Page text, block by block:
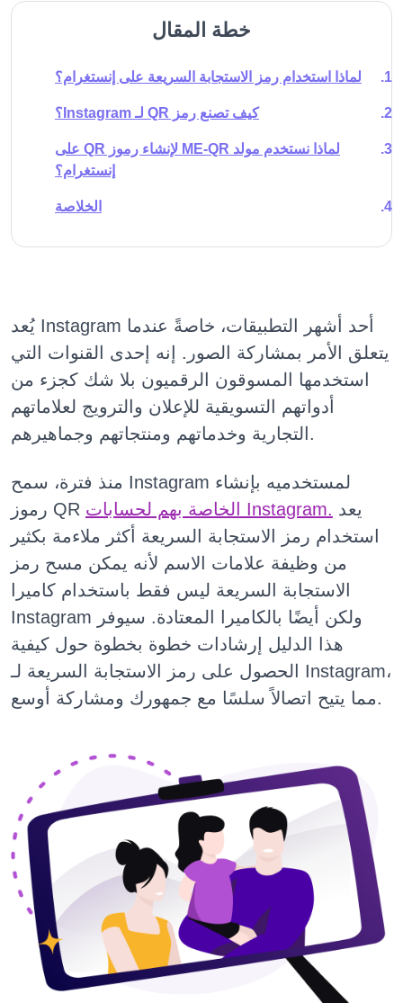
خطة المقال
لماذا استخدام رمز الاستجابة السريعة على إنستغرام؟
كيف تصنع رمز QR لـ Instagram؟
لماذا نستخدم مولد ME-QR لإنشاء رموز QR على
إنستغرام؟
الخلاصة
يُعد Instagram أحد أشهر التطبيقات، خاصةً عندما
يتعلق الأمر بمشاركة الصور. إنه إحدى القنوات التي
استخدمها المسوقون الرقميون بلا شك كجزء من
أدواتهم التسويقية للإعلان والترويج لعلاماتهم
التجارية وخدماتهم ومنتجاتهم وجماهيرهم.
منذ فترة، سمح Instagram لمستخدميه بإنشاء
رموز QR
الخاصة بهم لحسابات Instagram.
استخدام رمز الاستجابة السريعة أكثر ملاءمة بكثير
من وظيفة علامات الاسم لأنه يمكن مسح رمز
الاستجابة السريعة ليس فقط باستخدام كاميرا
Instagram ولكن أيضًا بالكاميرا المعتادة. سيوفر
هذا الدليل إرشادات خطوة بخطوة حول كيفية
الحصول على رمز الاستجابة السريعة لـ Instagram،
مما يتيح اتصالاً سلسًا مع جمهورك ومشاركة أوسع.